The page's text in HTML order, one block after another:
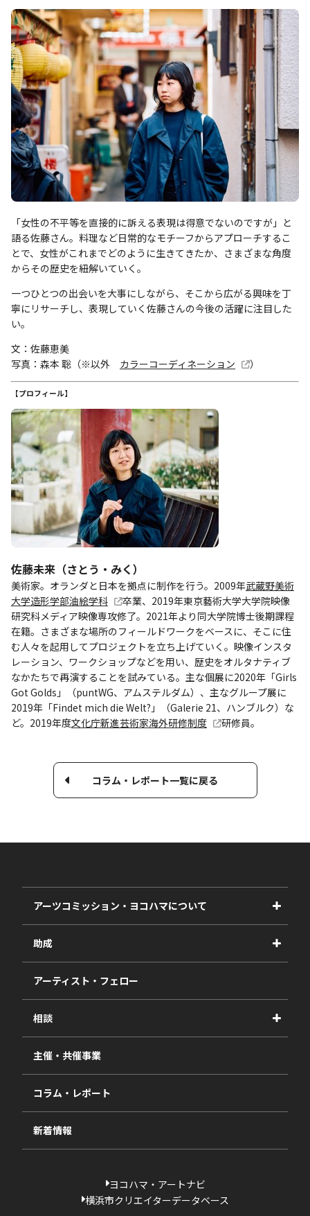
「女性の不平等を直接的に訴える表現は得意でないのですが」と
語る佐藤さん。料理など日常的なモチーフからアプローチするこ
とで、女性がこれまでどのように生きてきたか、さまざまな角度
からその歴史を紐解いていく。
一つひとつの出会いを大事にしながら、そこから広がる興味を丁
寧にリサーチし、表現していく佐藤さんの今後の活躍に注目した
い。
文：佐藤恵美
写真：森本 聡（※以外 カラーコーディネーション ）
【プロフィール】
佐藤未来（さとう・みく）
美術家。オランダと日本を拠点に制作を行う。2009年武蔵野美術
大学造形学部油絵学科
卒業、2019年東京藝術大学大学院映像
研究科メディア映像専攻修了。2021年より同大学院博士後期課程
在籍。さまざまな場所のフィールドワークをベースに、そこに住
む人々を起用してプロジェクトを立ち上げていく。映像インスタ
レーション、ワークショップなどを用い、歴史をオルタナティブ
なかたちで再演することを試みている。主な個展に2020年「Girls
Got Golds」（puntWG、アムステルダム）、主なグループ展に
2019年「Findet mich die Welt?」（Galerie 21、ハンブルク）な
ど。2019年度文化庁新進芸術家海外研修制度 研修員。
コラム・レポート一覧に戻る
アーツコミッション・ヨコハマについて
事業紹介
事業報告書
助成
2027年度
2026年度
2025年度
2024年度
2023年度
過去の採択一覧
アーティスト・フェロー
相談
視察・ヒアリング・研究
相談依頼フォーム
主催・共催事業
コラム・レポート
新着情報
ヨコハマ・アートナビ
横浜市クリエイターデータベース